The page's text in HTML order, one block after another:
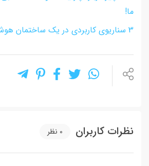
ما!
3 سناریوی کاربردی در یک ساختمان هوشمند
نظرات کاربران 0 نظر